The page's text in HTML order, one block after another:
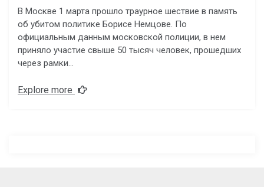
В Москве 1 марта прошло траурное шествие в память
об убитом политике Борисе Немцове. По
официальным данным московской полиции, в нем
приняло участие свыше 50 тысяч человек, прошедших
через рамки…
Explore more